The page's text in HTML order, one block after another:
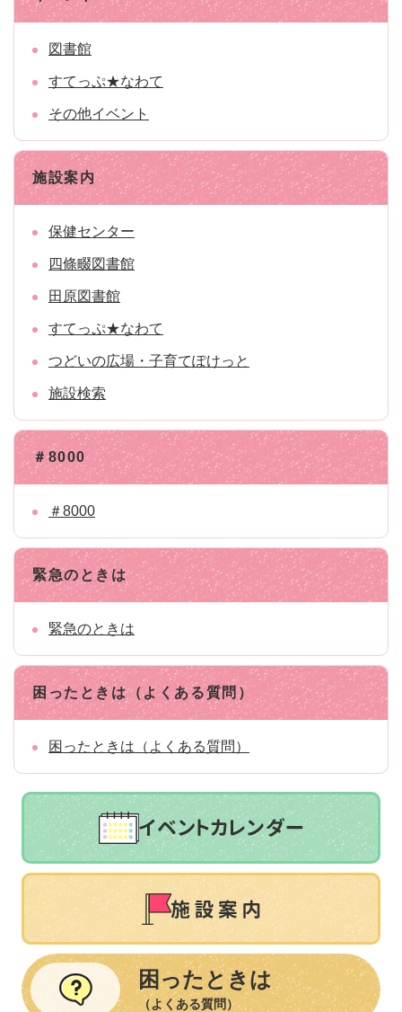
図書館
すてっぷ★なわて
その他イベント
施設案内
保健センター
四條畷図書館
田原図書館
すてっぷ★なわて
つどいの広場・子育てぽけっと
施設検索
＃8000
＃8000
緊急のときは
緊急のときは
困ったときは（よくある質問）
困ったときは（よくある質問）
困ったときは
（よくある質問）